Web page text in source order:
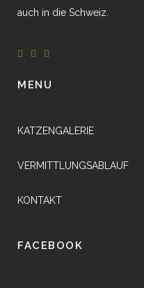
auch in die Schweiz.
MENU
KATZENGALERIE
VERMITTLUNGSABLAUF
KONTAKT
FACEBOOK